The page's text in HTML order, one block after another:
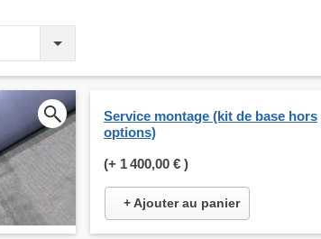
Service montage (kit de base hors
options)
(+ 1 400,00 € )
+ Ajouter au panier